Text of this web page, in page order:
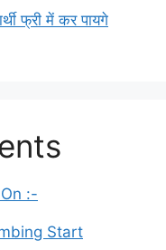
फ्री में कर पायगे
:-
Start